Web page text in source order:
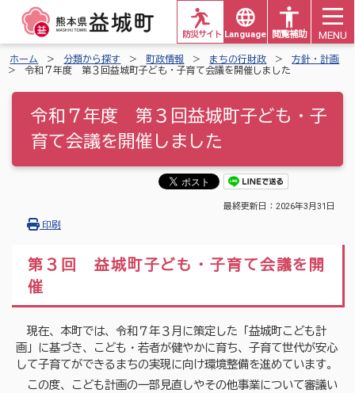
Languages 閲覧補助
防災サイト MENU
ホーム 分類から探す 町政情報 まちの行財政
方針・計画
令和７年度 第３回益城町子ども・子育て会議を開催しました
令和７年度 第３回益城町子ども・子
育て会議を開催しました
最終更新日： 2026年3月31日
印刷
第３回 益城町子ども・子育て会議を開
催
現在、本町では、令和７年３月に策定した「益城町こども計
画」に基づき、こども・若者が健やかに育ち、子育て世代が安心
して子育てができるまちの実現に向け環境整備を進めています。
この度、こども計画の一部見直しやその他事業について審議い